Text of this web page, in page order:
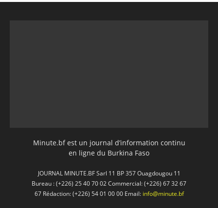
Minute.bf est un journal d’information continu
en ligne du Burkina Faso
JOURNAL MINUTE.BF Sarl 11 BP 357 Ouagdougou 11
Bureau : (+226) 25 40 70 02 Commercial: (+226) 67 32 67
67 Rédaction: (+226) 54 01 00 00 Email: info@minute.bf